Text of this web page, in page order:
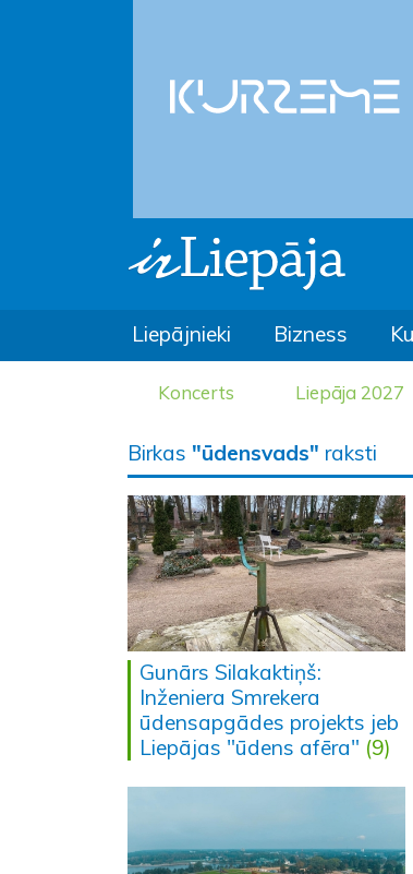
Liepājnieki Bizness
Koncerts Liepāja 2027
Birkas "ūdensvads" raksti
Gunārs Silakaktiņš:
Inženiera Smrekera
ūdensapgādes projekts jeb
Liepājas "ūdens afēra" (9)